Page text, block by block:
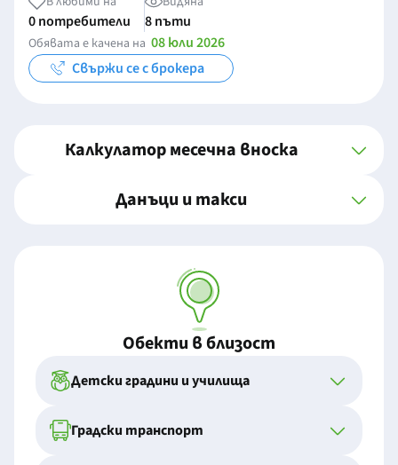
0 потребители 8 пъти
Обявата е качена на 08 юли 2026
Свържи се с брокера
Калкулатор месечна вноска
Данъци и такси
Обекти в близост
Детски градини и училища
Градски транспорт